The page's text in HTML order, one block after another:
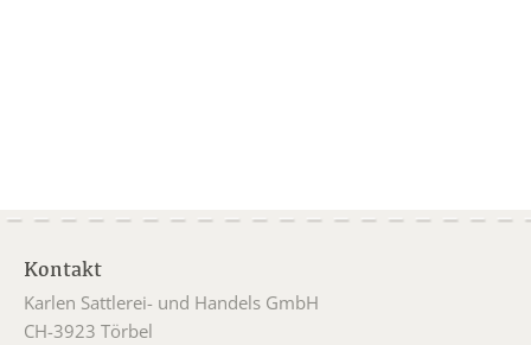
Kontakt
Karlen Sattlerei- und Handels GmbH
CH-3923 Törbel